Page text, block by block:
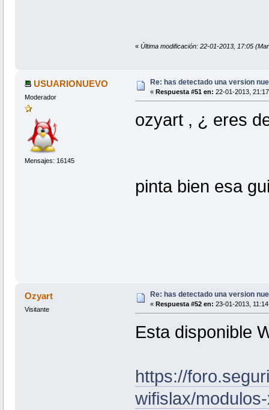
« Última modificación: 22-01-2013, 17:05
USUARIONUEVO
Moderador
Mensajes: 16145
Re: has detectado una version
« Respuesta #51 en: 22-01-2013,
ozyart , ¿ eres
pinta bien esa
Ozyart
Visitante
Re: has detectado una version
« Respuesta #52 en: 23-01-2013,
Esta disponible
https://
wifislax/